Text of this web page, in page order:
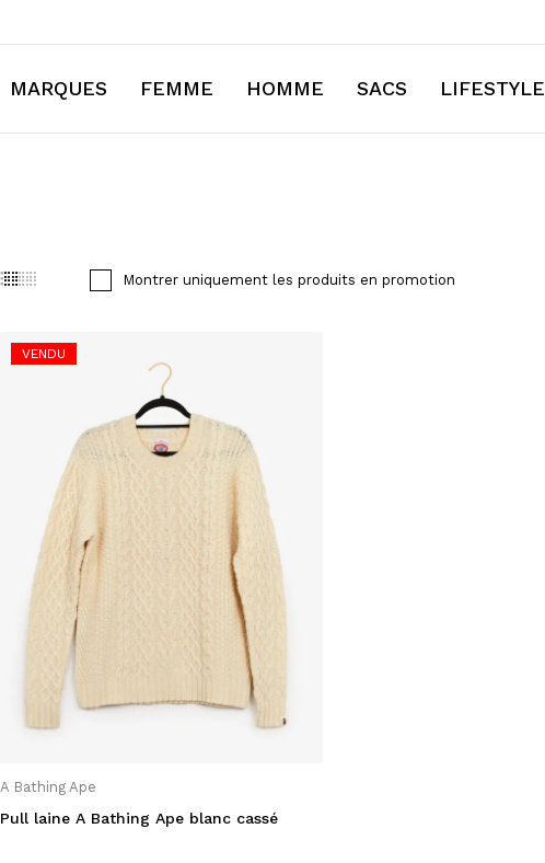
MARQUES FEMME HOMME SACS LIFESTYLE
⁠Montrer uniquement les produits en promotion
VENDU
A Bathing Ape
Pull laine A Bathing Ape blanc cassé